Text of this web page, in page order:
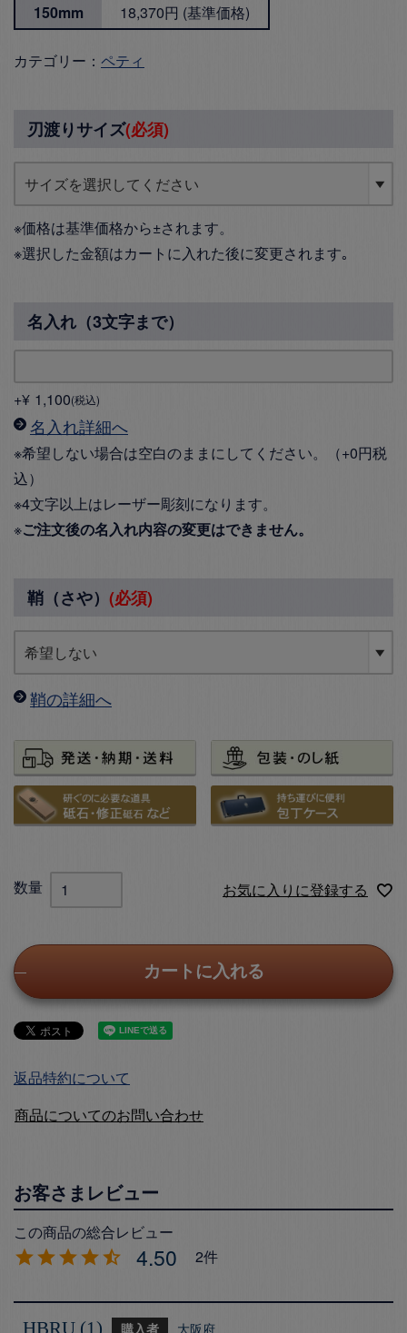
150mm
18,370円 (基準価格)
カテゴリー： ペティ
刃渡りサイズ(必須)
※価格は基準価格から±されます。
※選択した金額はカートに入れた後に変更されます｡
名入れ（3文字まで）
+¥ 1,100 税込
名入れ詳細へ
※希望しない場合は空白のままにしてください。（+0円税
込）
※4文字以上はレーザー彫刻になります。
※ご注文後の名入れ内容の変更はできません。
鞘（さや） (必須)
鞘の詳細へ
お気に入りに登録する
カートに入れる
返品特約について
商品についてのお問い合わせ
4.50 2
HBRU 1 購入者 大阪府